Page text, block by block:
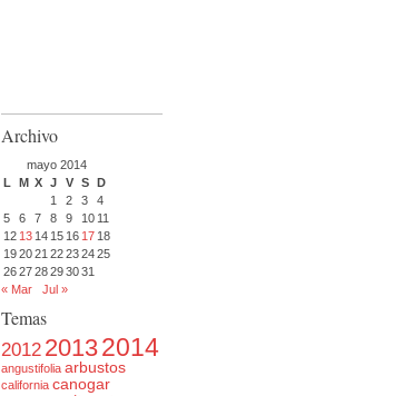
Archivo
mayo 2014
L
M X J V S D
1
2 3
4
5
6 7 8 9 10 11
12 13 14 15 16 17 18
192021 22232425
262728293031
« Mar
Jul »
Temas
2012 20132014
angustifolia arbustos
california canogar